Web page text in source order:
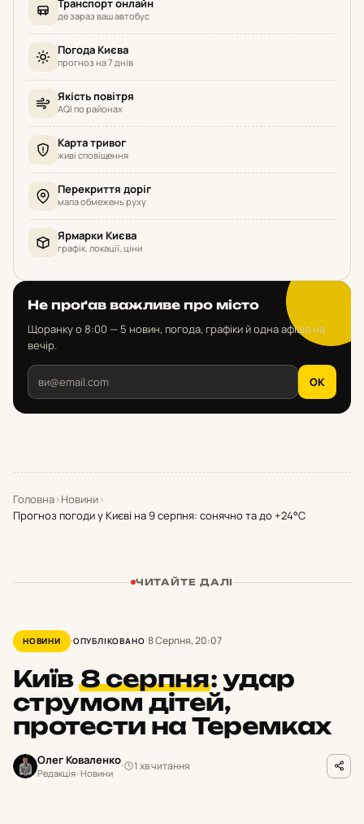
Транспорт онлайн
де зараз ваш автобус
Погода Києва
прогноз на 7 днів
Якість повітря
AQI по районах
Карта тривог
живі сповіщення
Перекриття доріг
мапа обмежень руху
Ярмарки Києва
графік, локації, ціни
Не проґав важливе про місто
Щоранку о 8:00 — 5 новин, погода, графіки й одна афіша на
вечір.
OK
Головна›Новини›
Прогноз погоди у Києві на 9 серпня: сонячно та до +24°С
ЧИТАЙТЕ ДАЛІ
НОВИНИ ОПУБЛІКОВАНО 8 Серпня, 20:07
Київ8 серпня: удар
струмом дітей,
протести на Теремках
Олег Коваленко
Редакція · Новини
1 хв читання